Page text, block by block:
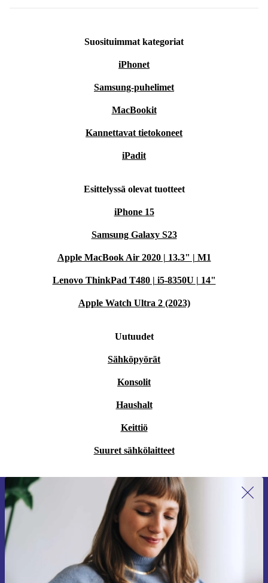
Suosituimmat kategoriat
iPhonet
Samsung-puhelimet
MacBookit
Kannettavat tietokoneet
iPadit
Esittelyssä olevat tuotteet
iPhone 15
Samsung Galaxy S23
Apple MacBook Air 2020 | 13.3" | M1
Lenovo ThinkPad T480 | i5-8350U | 14"
Apple Watch Ultra 2 (2023)
Uutuudet
Sähköpyörät
Konsolit
Haushalt
Keittiö
Suuret sähkölaitteet
Liity ensimmäistä kertaa uutiskirjeen
tilaajaksi ja säästä 15 €!
Älä missaa enää yhtäkään tarjousta.